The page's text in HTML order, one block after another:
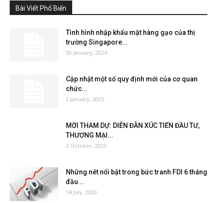
Bài Viết Phổ Biến
Tình hình nhập khẩu mặt hàng gạo của thị
trường Singapore...
30 January, 2024
Cập nhật một số quy định mới của cơ quan
chức...
3 January, 2025
MỜI THAM DỰ: DIỄN ĐÀN XÚC TIẾN ĐẦU TƯ,
THƯƠNG MẠI...
2 October, 2025
Những nét nổi bật trong bức tranh FDI 6 tháng
đầu...
14 July, 2020